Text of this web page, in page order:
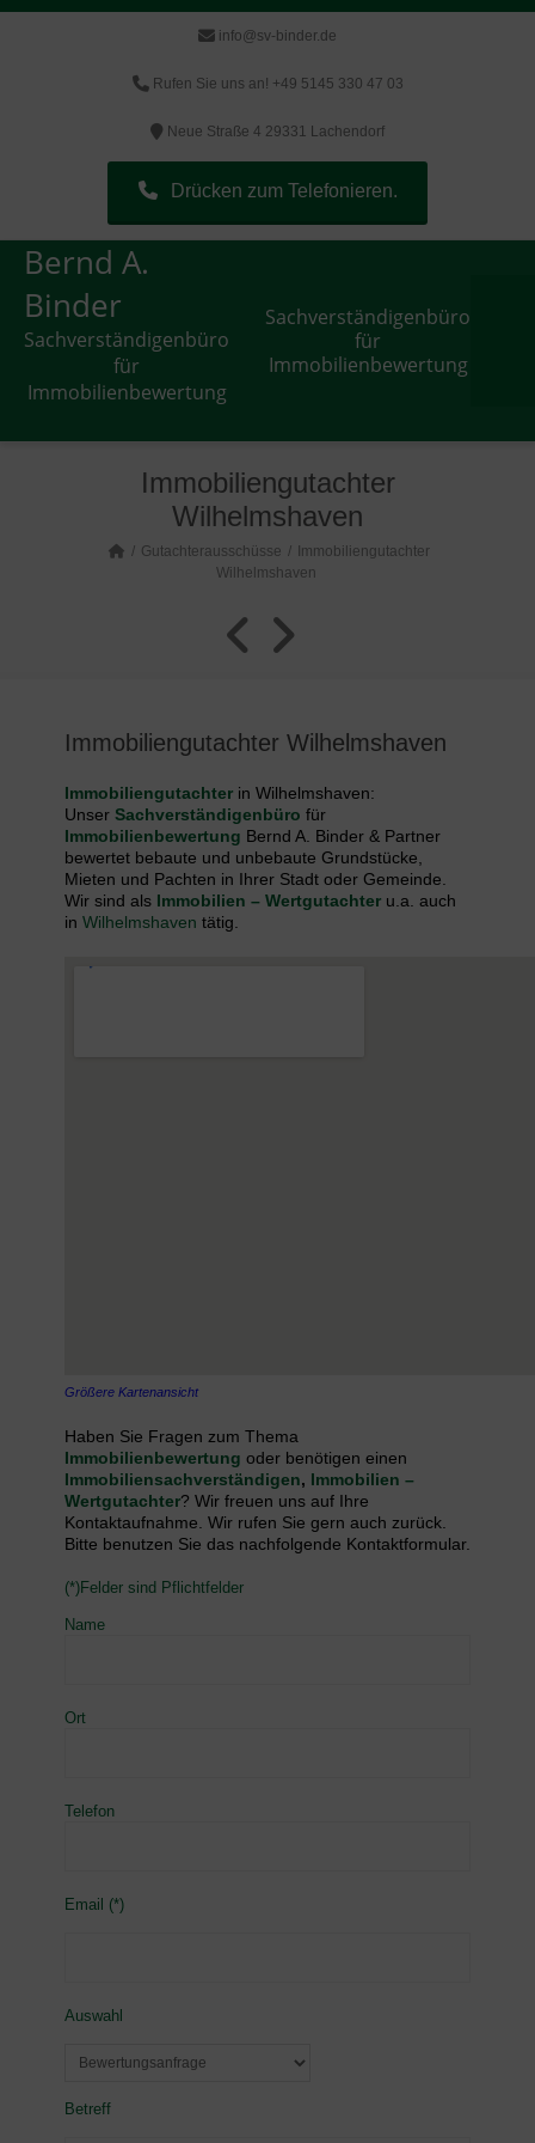
info@sv-binder.de
Rufen Sie uns an! +49 5145 330 47 03
Neue Straße 4 29331 Lachendorf
Drücken zum Telefonieren.
Bernd A.
Binder
Sachverständigenbüro
für
Immobilienbewertung
Sachverständigenbüro
für
Immobilienbewertung
Immobiliengutachter
Wilhelmshaven
Gutachterausschüsse
Immobiliengutachter
Wilhelmshaven
Immobiliengutachter Wilhelmshaven
Immobiliengutachter in Wilhelmshaven:
Unser Sachverständigenbüro für
Immobilienbewertung Bernd A. Binder & Partner
bewertet bebaute und unbebaute Grundstücke,
Mieten und Pachten in Ihrer Stadt oder Gemeinde.
Wir sind als Immobilien – Wertgutachter u.a. auch
in Wilhelmshaven tätig.
Größere Kartenansicht
Haben Sie Fragen zum Thema
Immobilienbewertung oder benötigen einen
Immobiliensachverständigen, Immobilien –
Wertgutachter? Wir freuen uns auf Ihre
Kontaktaufnahme. Wir rufen Sie gern auch zurück.
Bitte benutzen Sie das nachfolgende Kontaktformular.
(*)Felder sind Pflichtfelder
Name
Ort
Telefon
Email (*)
Auswahl
Betreff